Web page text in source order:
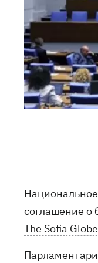
соглашение о
The Sofia